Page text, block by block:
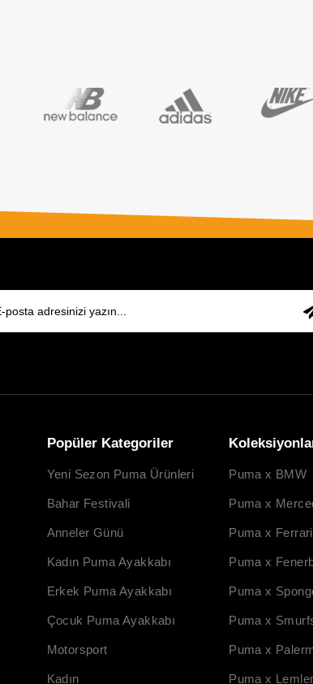
Popüler Kategoriler
Yeni Sezon Puma Ürünleri
Bahar Festivali
Anneler Günü
Kadın Puma Ayakkabı
Erkek Puma Ayakkabı
Çocuk Puma Ayakkabı
Motorsport
Kadın
Puma x BMW
Puma x
Puma x Ferrari
Puma x
Puma x
Puma x
Puma x
Puma x